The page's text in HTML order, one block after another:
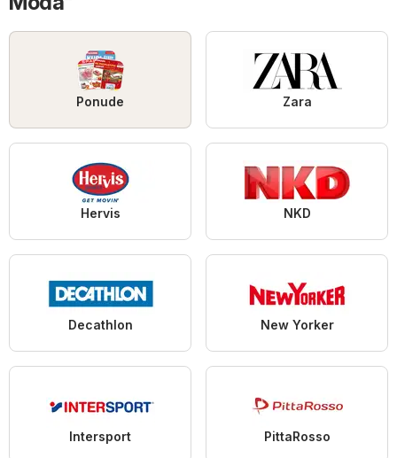
Ponude Zara
Hervis NKD
Decathlon New Yorker
Intersport PittaRosso